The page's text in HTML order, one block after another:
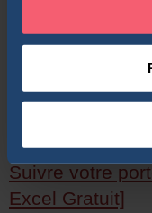
l’autre, des actions qui
entendu)… Découvrez
immobilier et la
Apprendre la bourse
Suivre votre
Excel Gratuit]